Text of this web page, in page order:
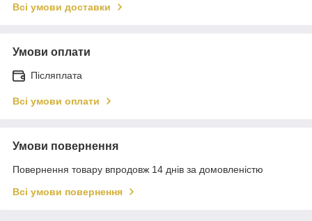
Всі умови доставки
Умови оплати
Післяплата
Всі умови оплати
Умови повернення
Повернення товару впродовж 14 днів за домовленістю
Всі умови повернення